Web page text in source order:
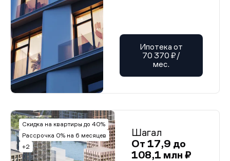
Ипотека от
70 370 ₽/
мес.
Скидка на квартиры до 40%
Рассрочка 0% на 6 месяцев
+2
Шагал
От 17,9 до
108,1 млн ₽